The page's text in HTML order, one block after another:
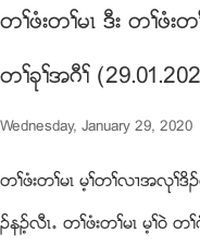
တႈဖံးတႈမၚ ဒီး တႈဖံ
တႈခုႈအဂီႈ
Wednesday, January 29, 2020
တႈဖံးတႈမၚ မ့ႈတႈလ႕အလုႈ
ဥနဥ့လီၚ’ တႈဖံးတႈမၚ မ့ႈ၀ဲ